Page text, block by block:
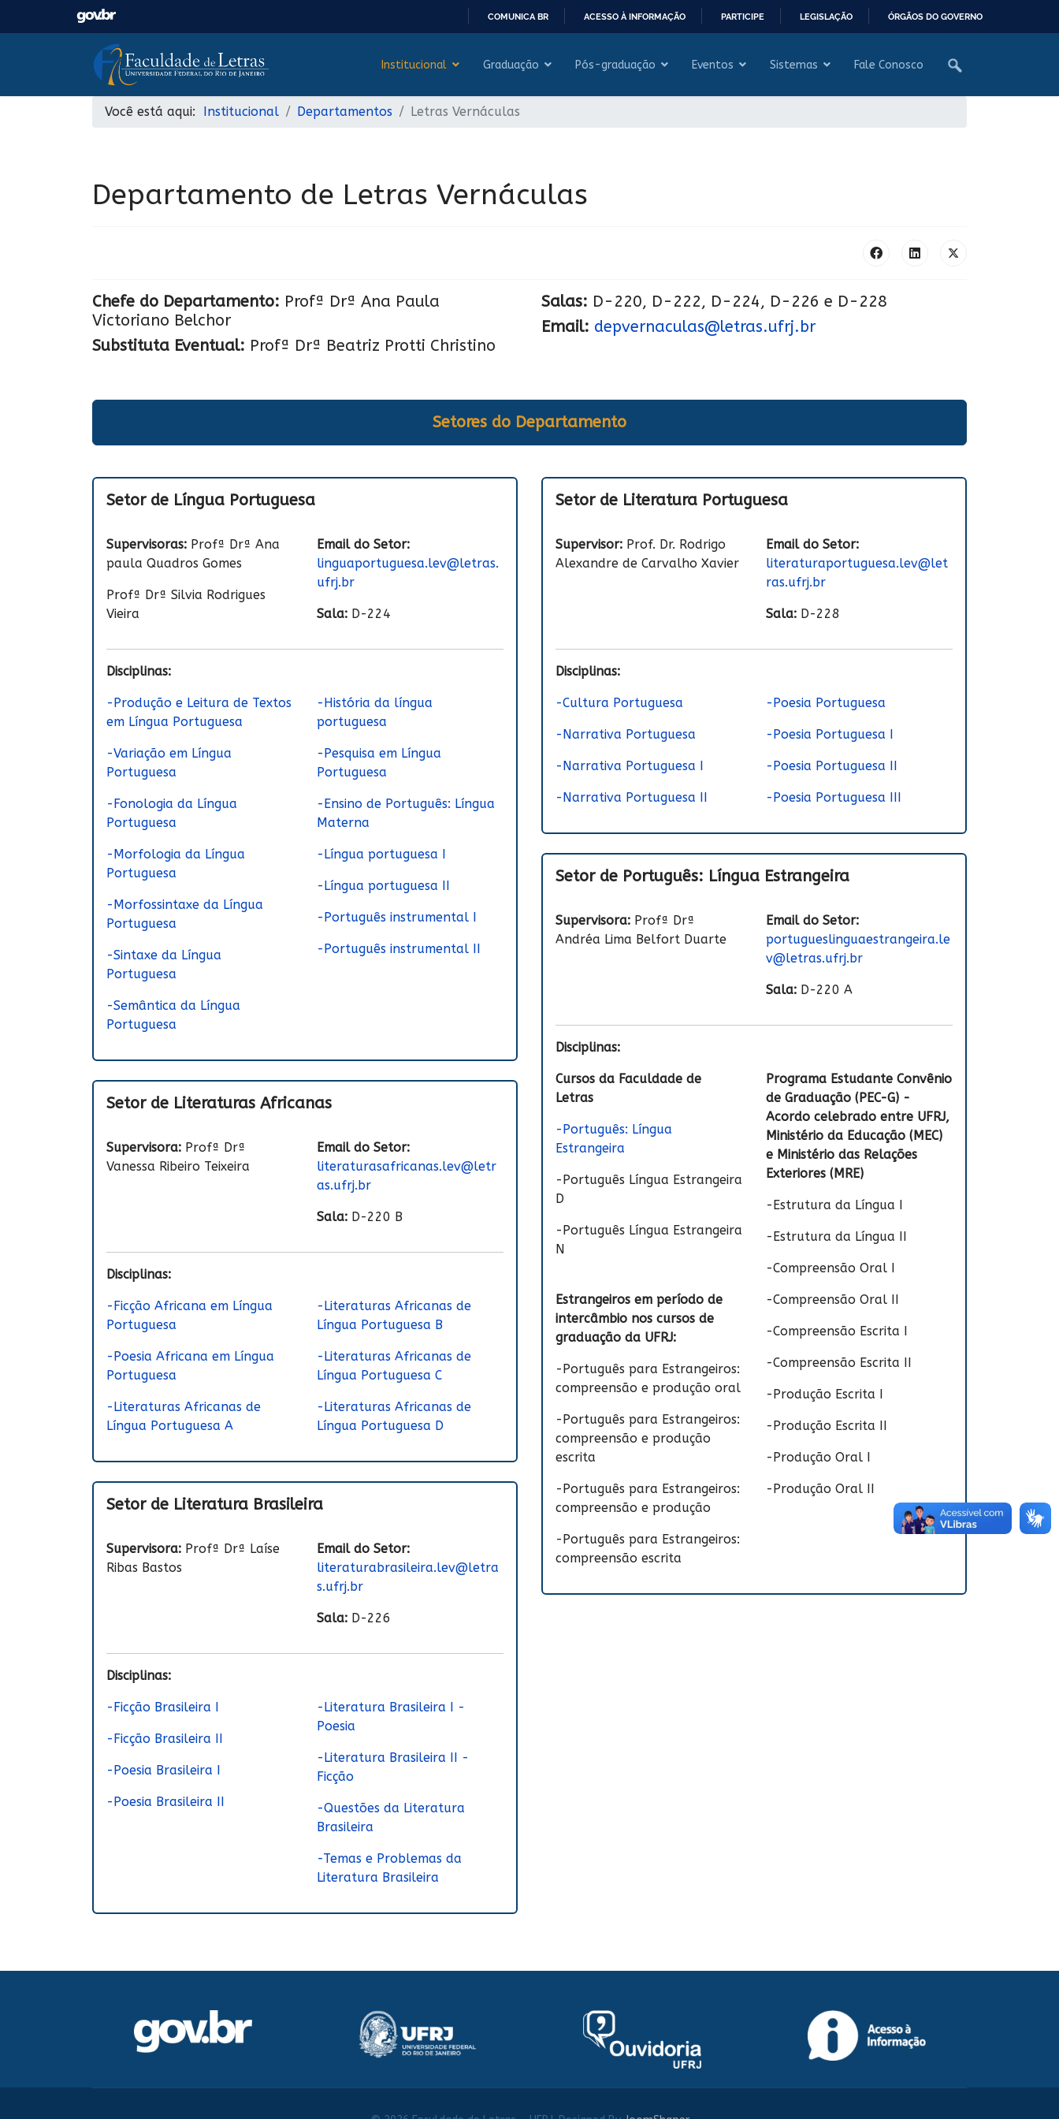
PARA
CONTEÚDO
COMUNICA BR ACESSO À INFORMAÇÃO PARTICIPE LEGISLAÇÃO ÓRGÃOS DO GOVERNO
Institucional Graduação Pós-graduação Eventos Sistemas Fale Conosco
Você está aqui: Institucional Departamentos Letras Vernáculas
Departamento de Letras Vernáculas
Chefe do Departamento: Profª Drª Ana Paula
Victoriano Belchor
Substituta Eventual: Profª Drª Beatriz Protti Christino
Salas: D-220, D-222, D-224, D-226 e D-228
Email: depvernaculas@letras.ufrj.br
Setores do Departamento
Setor de Língua Portuguesa
Supervisoras: Profª Drª Ana
paula Quadros Gomes
Profª Drª Silvia Rodrigues
Vieira
Email do Setor:
linguaportuguesa.lev@letras.
ufrj.br
Sala: D-224
Disciplinas:
-Produção e Leitura de Textos
em Língua Portuguesa
-Variação em Língua
Portuguesa
-Fonologia da Língua
Portuguesa
-Morfologia da Língua
Portuguesa
-Morfossintaxe da Língua
Portuguesa
-Sintaxe da Língua
Portuguesa
-Semântica da Língua
Portuguesa
-História da língua
portuguesa
-Pesquisa em Língua
Portuguesa
-Ensino de Português: Língua
Materna
-Língua portuguesa I
-Língua portuguesa II
-Português instrumental I
-Português instrumental II
Setor de Literaturas Africanas
Supervisora: Profª Drª
Vanessa Ribeiro Teixeira
Email do Setor:
literaturasafricanas.lev@letr
as.ufrj.br
Sala: D-220 B
Disciplinas:
-Ficção Africana em Língua
Portuguesa
-Poesia Africana em Língua
Portuguesa
-Literaturas Africanas de
Língua Portuguesa A
-Literaturas Africanas de
Língua Portuguesa B
-Literaturas Africanas de
Língua Portuguesa C
-Literaturas Africanas de
Língua Portuguesa D
Setor de Literatura Brasileira
Supervisora: Profª Drª Laíse
Ribas Bastos
Email do Setor:
literaturabrasileira.lev@letra
s.ufrj.br
Sala: D-226
Disciplinas:
-Ficção Brasileira I
-Ficção Brasileira II
-Poesia Brasileira I
-Poesia Brasileira II
-Literatura Brasileira I -
Poesia
-Literatura Brasileira II -
Ficção
-Questões da Literatura
Brasileira
-Temas e Problemas da
Literatura Brasileira
Setor de Literatura Portuguesa
Supervisor: Prof. Dr. Rodrigo
Alexandre de Carvalho Xavier
Email do Setor:
literaturaportuguesa.lev@let
ras.ufrj.br
Sala: D-228
Disciplinas:
-Cultura Portuguesa
-Narrativa Portuguesa
-Narrativa Portuguesa I
-Narrativa Portuguesa II
-Poesia Portuguesa
-Poesia Portuguesa I
-Poesia Portuguesa II
-Poesia Portuguesa III
Setor de Português: Língua Estrangeira
Supervisora: Profª Drª
Andréa Lima Belfort Duarte
Email do Setor:
portugueslinguaestrangeira.le
v@letras.ufrj.br
Sala: D-220 A
Disciplinas:
Cursos da Faculdade de
Letras
-Português: Língua
Estrangeira
-Português Língua Estrangeira
D
-Português Língua Estrangeira
N
Estrangeiros em período de
intercâmbio nos cursos de
graduação da UFRJ:
-Português para Estrangeiros:
compreensão e produção oral
-Português para Estrangeiros:
compreensão e produção
escrita
-Português para Estrangeiros:
compreensão e produção
-Português para Estrangeiros:
compreensão escrita
Programa Estudante Convênio
de Graduação (PEC-G) -
Acordo celebrado entre UFRJ,
Ministério da Educação (MEC)
e Ministério das Relações
Exteriores (MRE)
-Estrutura da Língua I
-Estrutura da Língua II
-Compreensão Oral I
-Compreensão Oral II
-Compreensão Escrita I
-Compreensão Escrita II
-Produção Escrita I
-Produção Escrita II
-Produção Oral I
-Produção Oral II